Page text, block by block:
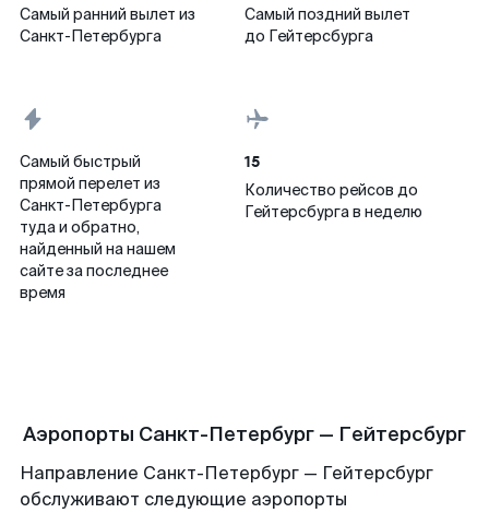
Самый ранний вылет из
Санкт-Петербурга
Самый поздний вылет
до Гейтерсбурга
Самый быстрый
прямой перелет из
Санкт-Петербурга
туда и обратно,
найденный на нашем
сайте за последнее
время
15
Количество рейсов до
Гейтерсбурга в неделю
Аэропорты Санкт-Петербург — Гейтерсбург
Направление Санкт-Петербург — Гейтерсбург
обслуживают следующие аэропорты